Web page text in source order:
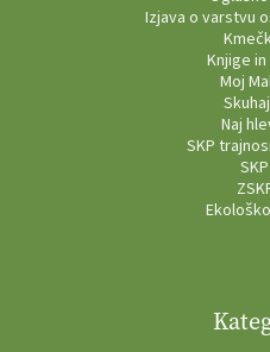
Izjava o varstvu
Knjige
Moj
Naj
SKP